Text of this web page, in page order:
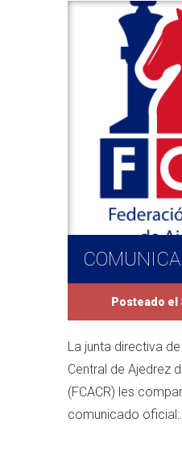
Posteado el
La junta directiva
Central de Ajedrez
(FCACR) les
comunicado